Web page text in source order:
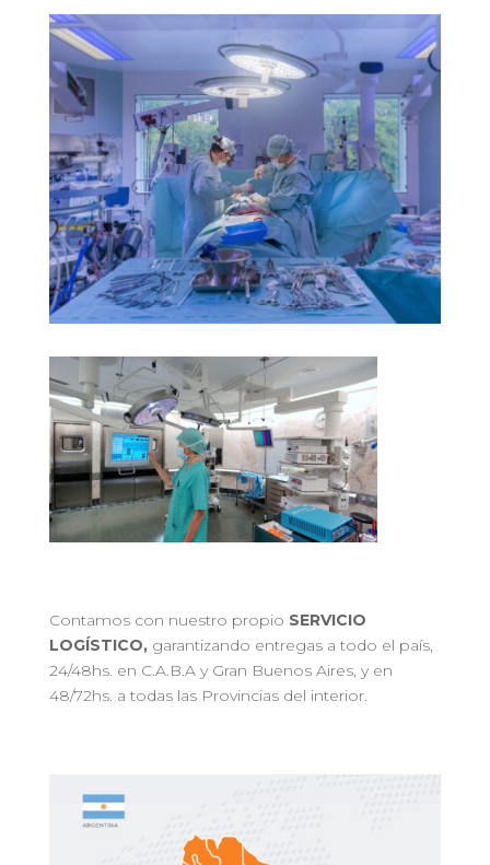
Contamos con nuestro propio SERVICIO
LOGÍSTICO,garantizando entregas a todo el país,
24/48hs. en C.A.B.A y Gran Buenos Aires, y en
48/72hs. a todas las Provincias del interior.